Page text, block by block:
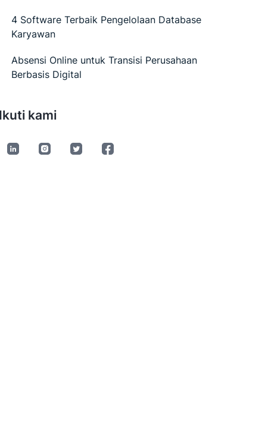
4 Software Terbaik Pengelolaan Database
Karyawan
Absensi Online untuk Transisi Perusahaan
Berbasis Digital
Ikuti kami